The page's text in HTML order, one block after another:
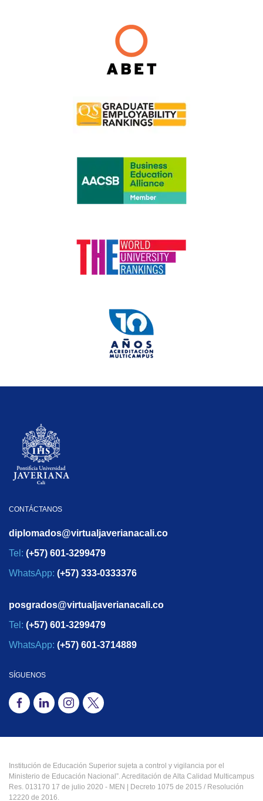
CONTÁCTANOS
diplomados@virtualjaverianacali.co
Tel: (+57) 601-3299479
WhatsApp: (+57) 333-0333376
posgrados@virtualjaverianacali.co
Tel: (+57) 601-3299479
WhatsApp: (+57) 601-3714889
SÍGUENOS
Institución de Educación Superior sujeta a control y vigilancia por el
Ministerio de Educación Nacional”. Acreditación de Alta Calidad Multicampus
Res. 013170 17 de julio 2020 - MEN | Decreto 1075 de 2015 / Resolución
12220 de 2016.